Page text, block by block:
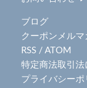
ブログ
クーポンメル
RSS / ATOM
特定商法取引
プライバシーポ